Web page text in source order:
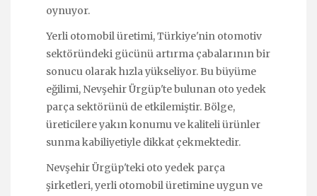
oynuyor.
Yerli otomobil üretimi, Türkiye'nin otomotiv
sektöründeki gücünü artırma çabalarının bir
sonucu olarak hızla yükseliyor. Bu büyüme
eğilimi, Nevşehir Ürgüp'te bulunan oto yedek
parça sektörünü de etkilemiştir. Bölge,
üreticilere yakın konumu ve kaliteli ürünler
sunma kabiliyetiyle dikkat çekmektedir.
Nevşehir Ürgüp'teki oto yedek parça
şirketleri, yerli otomobil üretimine uygun ve